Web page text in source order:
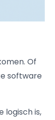
Of
software
logisch is,